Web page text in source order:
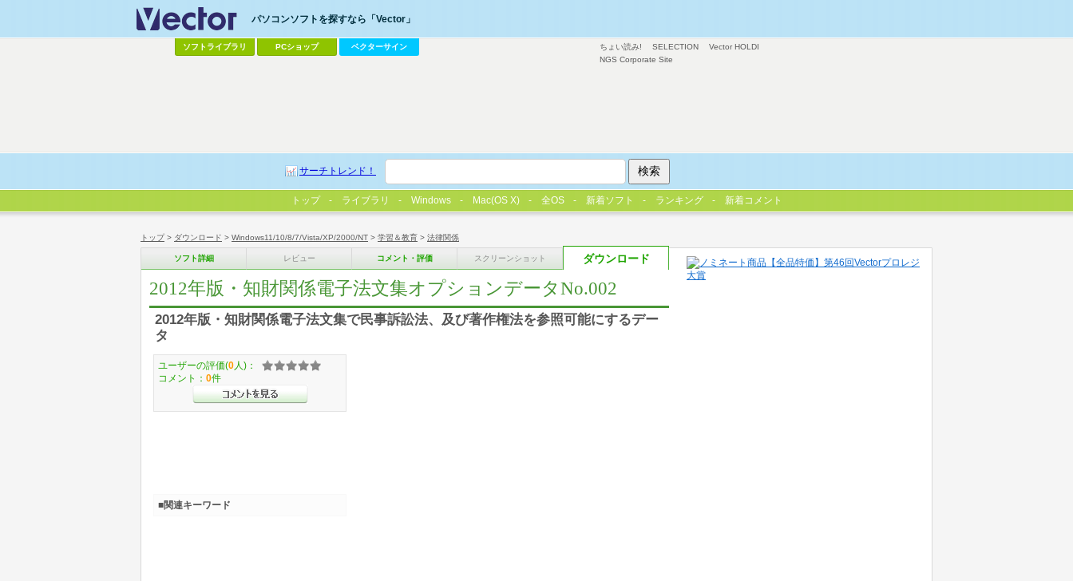
トップ> ダウンロード > Windows11/10/8/7/Vista/XP/2000/NT > 学習＆教育 > 法律関係
ソフト詳細 レビュー コメント・評価 スクリーンショット ダウンロード
2012年版・知財関係電子法文集オプションデータNo.002
2012年版・知財関係電子法文集で民事訴訟法、及び著作権法を参照可能にするデー
タ
ユーザーの評価(0 人)：
コメント： 0件
■関連キーワード
ちょい読み! SELECTION
Vector HOLDI
NGS Corporate Site
パソコンソフトを探すなら「Vector」
ソフトライブラリ PCショップ ベクターサイン
サーチトレンド！
トップ ライブラリ Windows Mac(OS X) 全OS 新着ソフト ランキング 新着コメント